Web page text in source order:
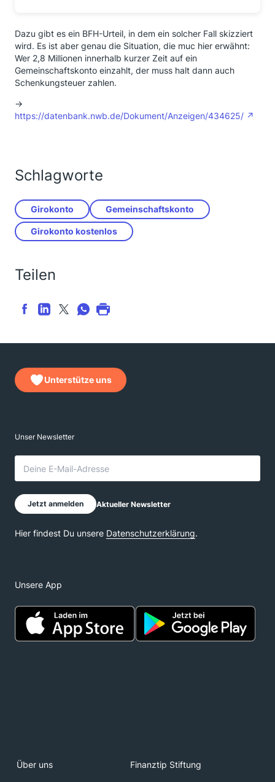
Dazu gibt es ein BFH-Urteil, in dem ein solcher Fall skizziert
wird. Es ist aber genau die Situation, die muc hier erwähnt:
Wer 2,8 Millionen innerhalb kurzer Zeit auf ein
Gemeinschaftskonto einzahlt, der muss halt dann auch
Schenkungsteuer zahlen.
->
https://datenbank.nwb.de/Dokument/Anzeigen/434625/
Schlagworte
Girokonto Gemeinschaftskonto
Girokonto kostenlos
Teilen
Unterstütze uns
Unsere App
Über uns
Finanztip Stiftung